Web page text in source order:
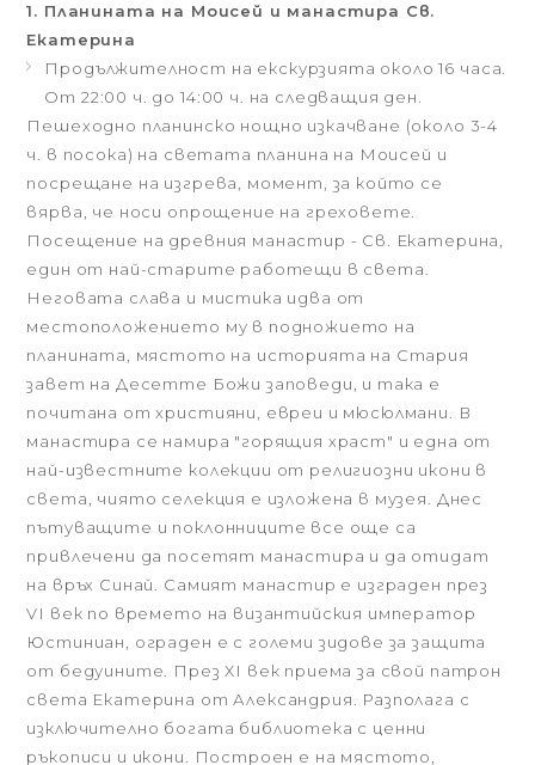
1. Планината на Моисей и манастира Св.
Екатерина
Продължителност на екскурзията около 16 часа.
От 22:00 ч. до 14:00 ч. на следващия ден.
Пешеходно планинско нощно изкачване (около 3-4
ч. в посока) на светата планина на Моисей и
посрещане на изгрева, момент, за който се
вярва, че носи опрощение на греховете.
Посещение на древния манастир - Св. Екатерина,
един от най-старите работещи в света.
Неговата слава и мистика идва от
местоположението му в подножието на
планината, мястото на историята на Стария
завет на Десетте Божи заповеди, и така е
почитана от християни, евреи и мюсюлмани. В
манастира се намира "горящия храст" и една от
най-известните колекции от религиозни икони в
света, чиято селекция е изложена в музея. Днес
пътуващите и поклонниците все още са
привлечени да посетят манастира и да отидат
на връх Синай. Самият манастир е изграден през
VІ век по времето на византийския император
Юстиниан, ограден е с големи зидове за защита
от бедуините. През ХІ век приема за свой патрон
света Екатерина от Александрия. Разполага с
изключително богата библиотека с ценни
ръкописи и икони. Построен е на мястото,